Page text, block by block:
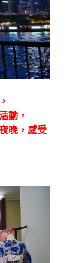
動，
晚，感受